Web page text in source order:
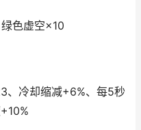
色虚空×10
、冷却缩减+6%、每5秒